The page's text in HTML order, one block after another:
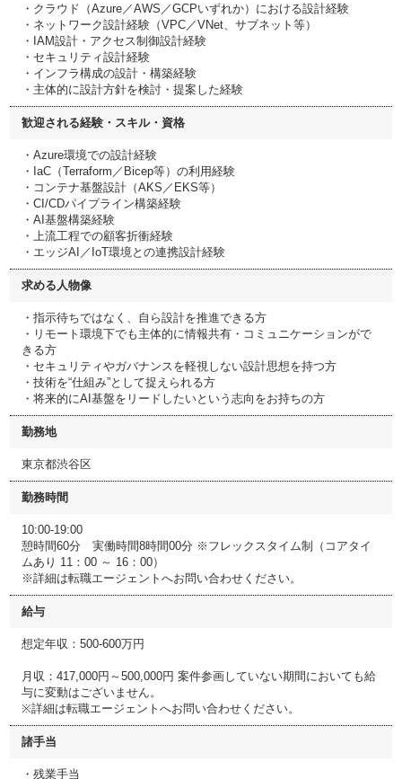
・クラウド（Azure／AWS／GCPいずれか）における設計経験
・ネットワーク設計経験（VPC／VNet、サブネット等）
・IAM設計・アクセス制御設計経験
・セキュリティ設計経験
・インフラ構成の設計・構築経験
・主体的に設計方針を検討・提案した経験
歓迎される経験・スキル・資格
・Azure環境での設計経験
・IaC（Terraform／Bicep等）の利用経験
・コンテナ基盤設計（AKS／EKS等）
・CI/CDパイプライン構築経験
・AI基盤構築経験
・上流工程での顧客折衝経験
・エッジAI／IoT環境との連携設計経験
求める人物像
・指示待ちではなく、自ら設計を推進できる方
・リモート環境下でも主体的に情報共有・コミュニケーションがで
きる方
・セキュリティやガバナンスを軽視しない設計思想を持つ方
・技術を“仕組み”として捉えられる方
・将来的にAI基盤をリードしたいという志向をお持ちの方
勤務地
東京都渋谷区
勤務時間
10:00-19:00
憩時間60分 実働時間8時間00分 ※フレックスタイム制（コアタイ
ムあり 11：00 ～ 16：00）
※詳細は転職エージェントへお問い合わせください。
給与
想定年収：500-600万円
月収：417,000円～500,000円 案件参画していない期間においても給
与に変動はございません。
※詳細は転職エージェントへお問い合わせください。
諸手当
・残業手当